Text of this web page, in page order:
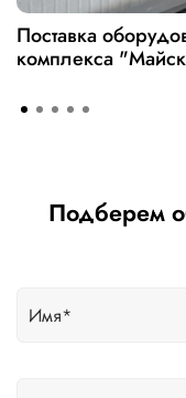
Поставка
комплекса
Подберем